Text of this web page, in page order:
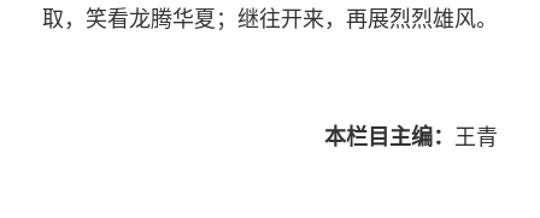
取，笑看龙腾华夏；继往开来，再展烈烈雄风。
本栏目主编： 王青